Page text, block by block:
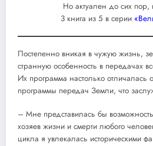
Но актуален до сих
3 книга из 5 в серии
Постепенно вникая в чужую жизнь,
странную особенность в передачах
Их программа настолько
программы передач Земли, что
– Мне представилась бы
хозяев жизни и смерти любого
цикла я увлекалась историческими